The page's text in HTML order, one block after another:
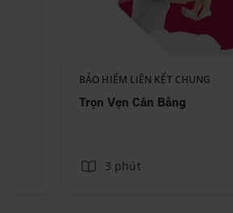
BẢO HIỂM LIÊN KẾT CHUNG
Trọn Vẹn Cân Bằng
3 phút